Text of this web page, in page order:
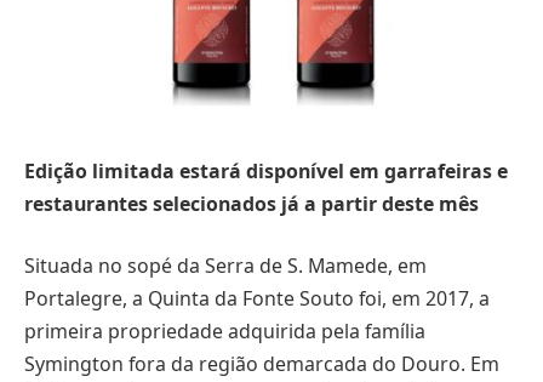
Edição limitada estará disponível em garrafeiras e
restaurantes selecionados já a partir deste mês
Situada no sopé da Serra de S. Mamede, em
Portalegre, a Quinta da Fonte Souto foi, em 2017, a
primeira propriedade adquirida pela família
Symington fora da região demarcada do Douro. Em